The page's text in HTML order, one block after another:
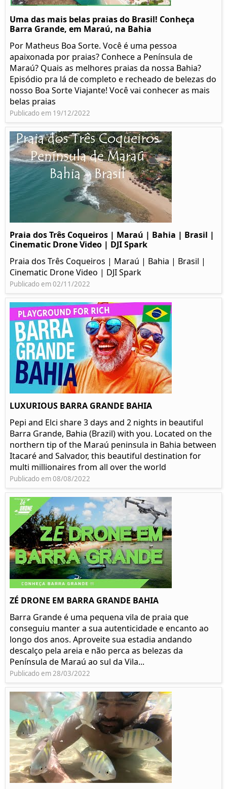
Uma das mais belas praias do Brasil! Conheça
Barra Grande, em Maraú, na Bahia
Por Matheus Boa Sorte. Você é uma pessoa
apaixonada por praias? Conhece a Península de
Maraú? Quais as melhores praias da nossa Bahia?
Episódio pra lá de completo e recheado de belezas do
nosso Boa Sorte Viajante! Você vai conhecer as mais
belas praias
Publicado em 19/12/2022
Praia dos Três Coqueiros | Maraú | Bahia | Brasil |
Cinematic Drone Video | DJI Spark
Praia dos Três Coqueiros | Maraú | Bahia | Brasil |
Cinematic Drone Video | DJI Spark
Publicado em 02/11/2022
LUXURIOUS BARRA GRANDE BAHIA
Pepi and Elci share 3 days and 2 nights in beautiful
Barra Grande, Bahia (Brazil) with you. Located on the
northern tip of the Maraú peninsula in Bahia between
Itacaré and Salvador, this beautiful destination for
multi millionaires from all over the world
Publicado em 08/08/2022
ZÉ DRONE EM BARRA GRANDE BAHIA
Barra Grande é uma pequena vila de praia que
conseguiu manter a sua autenticidade e encanto ao
longo dos anos. Aproveite sua estadia andando
descalço pela areia e não perca as belezas da
Península de Maraú ao sul da Vila...
Publicado em 28/03/2022